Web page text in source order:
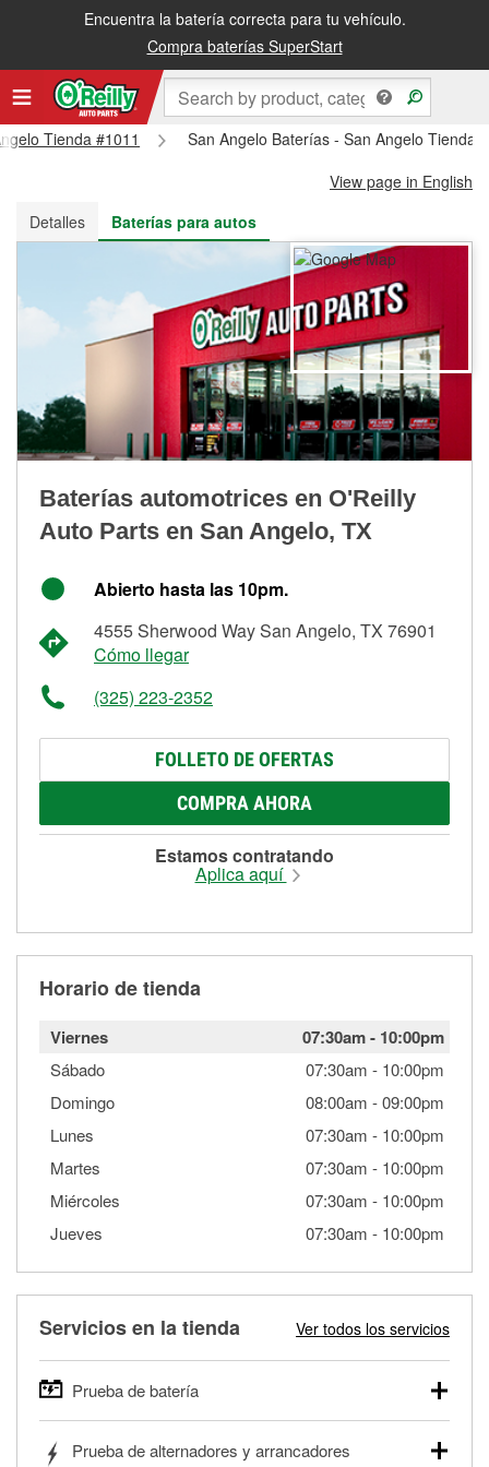
Encuentra la batería correcta para tu vehículo.
Compra baterías SuperStart
Recibe tu orden gratis al día siguiente o recógela en la tienda
Tienda #1011
San Angelo Baterías - San Angelo Tienda
View page in English
Detalles
Baterías para autos
Baterías automotrices en O'Reilly
Auto Parts en San Angelo, TX
Abierto hasta las 10pm.
4555 Sherwood Way San Angelo, TX 76901
Cómo llegar
(325) 223-2352
FOLLETO DE OFERTAS
COMPRA AHORA
Estamos contratando
Aplica aquí
Horario de tienda
Viernes 07:30am- 10:00pm
Sábado 07:30am - 10:00pm
Domingo
08:00am -09:00pm
Lunes
07:30am - 10:00pm
Martes
07:30am - 10:00pm
Miércoles
07:30am - 10:00pm
Jueves
07:30am - 10:00pm
Servicios en la tienda Ver todos los servicios
Prueba de batería
autos, camionetas, SUVs, vehículos comerciales y
Prueba de alternadores y arrancadores